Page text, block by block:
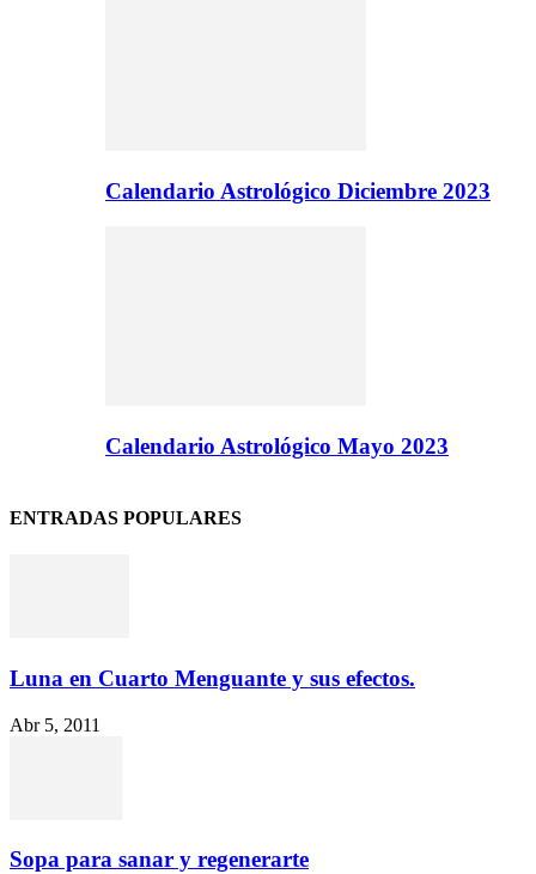
Calendario Astrológico Diciembre 2023
Calendario Astrológico Mayo 2023
ENTRADAS POPULARES
Luna en Cuarto Menguante y sus efectos.
Abr 5, 2011
Sopa para sanar y regenerarte